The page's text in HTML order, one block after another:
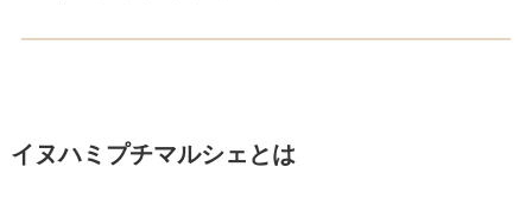
イヌハミプチマルシェとは